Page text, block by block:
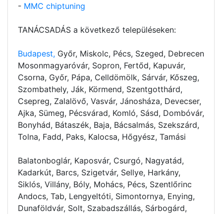
- MMC chiptuning
TANÁCSADÁS a következő településeken:
Budapest, Győr, Miskolc, Pécs, Szeged, Debrecen
Mosonmagyaróvár, Sopron, Fertőd, Kapuvár,
Csorna, Győr, Pápa, Celldömölk, Sárvár, Kőszeg,
Szombathely, Ják, Körmend, Szentgotthárd,
Csepreg, Zalalövő, Vasvár, Jánosháza, Devecser,
Ajka, Sümeg, Pécsvárad, Komló, Sásd, Dombóvár,
Bonyhád, Bátaszék, Baja, Bácsalmás, Szekszárd,
Tolna, Fadd, Paks, Kalocsa, Hőgyész, Tamási
Balatonboglár, Kaposvár, Csurgó, Nagyatád,
Kadarkút, Barcs, Szigetvár, Sellye, Harkány,
Siklós, Villány, Bóly, Mohács, Pécs, Szentlőrinc
Andocs, Tab, Lengyeltóti, Simontornya, Enying,
Dunaföldvár, Solt, Szabadszállás, Sárbogárd,